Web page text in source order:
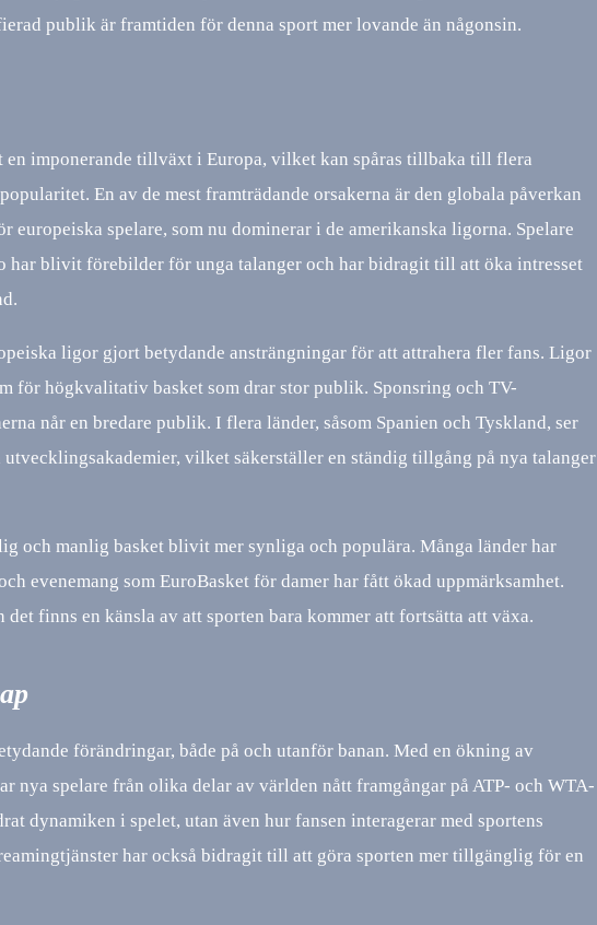
publik är framtiden för denna sport mer lovande än någonsin.
en imponerande tillväxt i Europa, vilket kan spåras tillbaka till flera
En av de mest framträdande orsakerna är den globala påverkan
spelare, som nu dominerar i de amerikanska ligorna. Spelare
har blivit förebilder för unga talanger och har bidragit till att öka intresset
ligor gjort betydande ansträngningar för att attrahera fler fans. Ligor
för högkvalitativ basket som drar stor publik. Sponsring och TV-
når en bredare publik. I flera länder, såsom Spanien och Tyskland, ser
vilket säkerställer en ständig tillgång på nya talanger
och manlig basket blivit mer synliga och populära. Många länder har
evenemang som EuroBasket för damer har fått ökad uppmärksamhet.
finns en känsla av att sporten bara kommer att fortsätta att växa.
förändringar, både på och utanför banan. Med en ökning av
nya spelare från olika delar av världen nått framgångar på ATP- och WTA-
dynamiken i spelet, utan även hur fansen interagerar med sportens
har också bidragit till att göra sporten mer tillgänglig för en